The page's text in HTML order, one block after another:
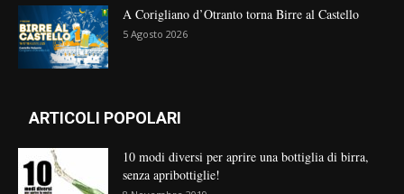
A Corigliano d’Otranto torna Birre al Castello
5 Agosto 2026
ARTICOLI POPOLARI
10 modi diversi per aprire una bottiglia di birra,
senza apribottiglie!